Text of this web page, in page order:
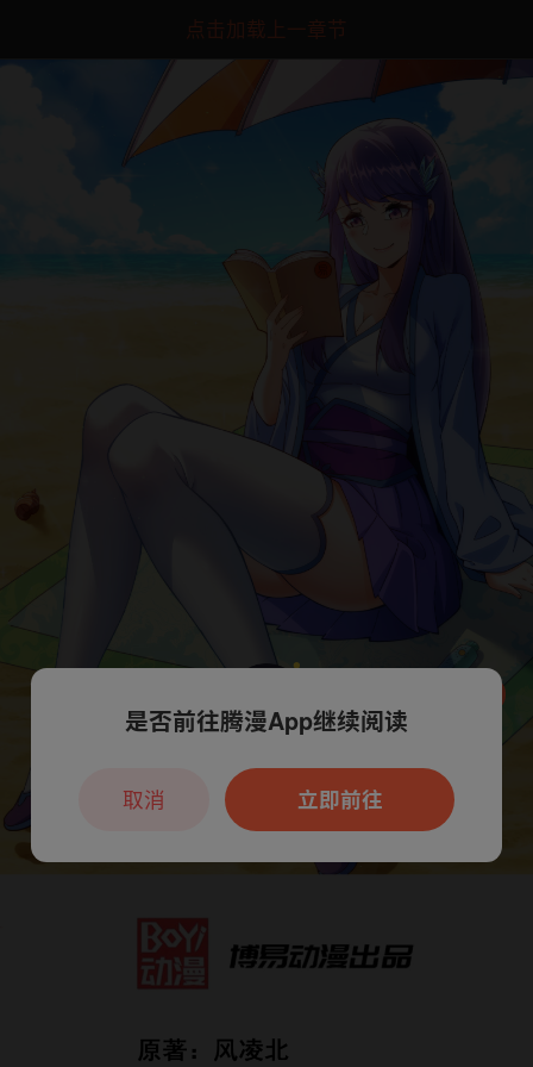
点击加载上一章节
本章节仅支持App阅读，可打开App新用
户7天免费看
是否前往腾漫App继续阅读
立即前往
取消